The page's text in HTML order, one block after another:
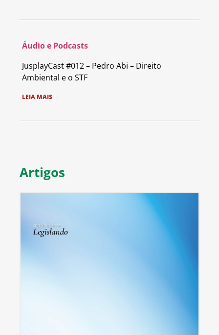
Áudio e Podcasts
JusplayCast #012 – Pedro Abi – Direito
Ambiental e o STF
LEIA MAIS
Artigos